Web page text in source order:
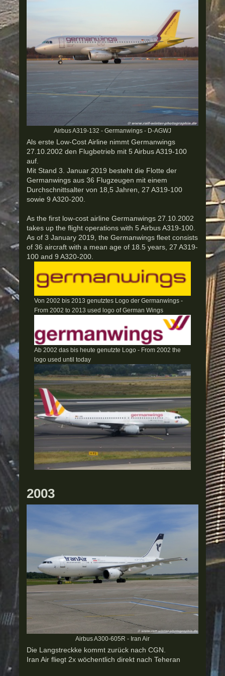
Airbus A319-132 - Germanwings - D-AGWJ
Als erste Low-Cost Airline nimmt Germanwings
27.10.2002 den Flugbetrieb mit 5 Airbus A319-100
auf.
Mit Stand 3. Januar 2019 besteht die Flotte der
Germanwings aus 36 Flugzeugen mit einem
Durchschnittsalter von 18,5 Jahren, 27 A319-100
sowie 9 A320-200.
As the first low-cost airline Germanwings 27.10.2002
takes up the flight operations with 5 Airbus A319-100.
As of 3 January 2019, the Germanwings fleet consists
of 36 aircraft with a mean age of 18.5 years, 27 A319-
100 and 9 A320-200.
Von 2002 bis 2013 genutztes Logo der Germanwings -
From 2002 to 2013 used logo of German Wings
Ab 2002 das bis heute genutzte Logo - From 2002 the
logo used until today
2003
Airbus A300-605R - Iran Air
Die Langstreckke kommt zurück nach CGN.
Iran Air fliegt 2x wöchentlich direkt nach Teheran